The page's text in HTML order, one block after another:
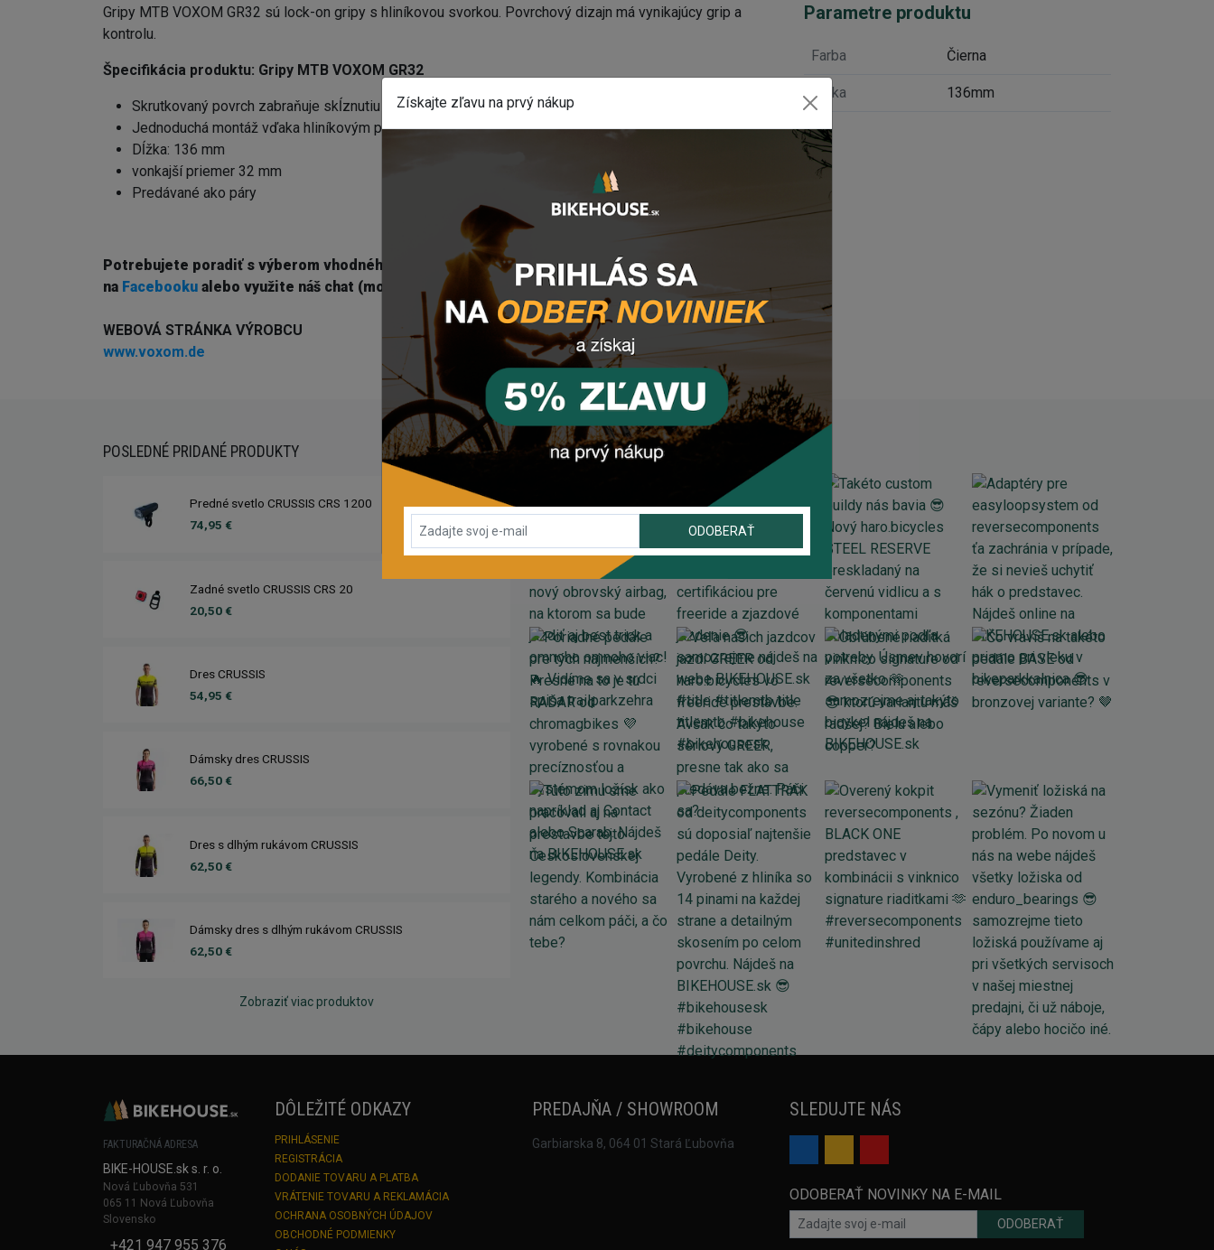
Gripy MTB VOXOM GR32 sú lock-on gripy s hliníkovou svorkou. Povrchový dizajn má vynikajúcy grip a
kontrolu.
Špecifikácia produktu: Gripy MTB VOXOM GR32
Skrutkovaný povrch zabraňuje skĺznutiu gripov na riadidlách
Jednoduchá montáž vďaka hliníkovým poistným krúžkom
Dĺžka: 136 mm
vonkajší priemer 32 mm
Predávané ako páry
Potrebujete poradiť s výberom vhodného komponentu? Zanechajte nám email, správu
na Facebooku alebo využite náš chat (modré tlačidlo vpravo dole).
WEBOVÁ STRÁNKA VÝROBCU
www.voxom.de
Parametre produktu
Farba Čierna
Dĺžka 136mm
POSLEDNÉ PRIDANÉ PRODUKTY
Predné svetlo CRUSSIS CRS 1200
74,95 €
Zadné svetlo CRUSSIS CRS 20
20,50 €
Dres CRUSSIS
54,95 €
Dámsky dres CRUSSIS
66,50 €
Dres s dlhým rukávom CRUSSIS
62,50 €
Dámsky dres s dlhým rukávom CRUSSIS
62,50 €
Zobraziť viac produktov
INSTAGRAM #BIKEHOUSESK
FAKTURAČNÁ ADRESA
BIKE-HOUSE.sk s. r. o.
Nová Ľubovňa 531
065 11 Nová Ľubovňa
Slovensko
+421 947 955 376
DÔLEŽITÉ ODKAZY
PRIHLÁSENIE
REGISTRÁCIA
DODANIE TOVARU A PLATBA
VRÁTENIE TOVARU A REKLAMÁCIA
OCHRANA OSOBNÝCH ÚDAJOV
OBCHODNÉ PODMIENKY
PREDAJŇA / SHOWROOM
Garbiarska 8, 064 01 Stará Ľubovňa
SLEDUJTE NÁS
ODOBERAŤ NOVINKY NA E-MAIL
ODOBERAŤ
Získajte zľavu na prvý nákup
ODOBERAŤ